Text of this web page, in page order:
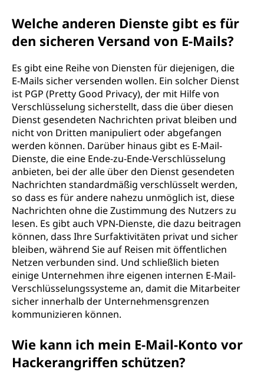
Welche anderen Dienste gibt es für
den sicheren Versand von E-Mails?
Es gibt eine Reihe von Diensten für diejenigen, die
E-Mails sicher versenden wollen. Ein solcher Dienst
ist PGP (Pretty Good Privacy), der mit Hilfe von
Verschlüsselung sicherstellt, dass die über diesen
Dienst gesendeten Nachrichten privat bleiben und
nicht von Dritten manipuliert oder abgefangen
werden können. Darüber hinaus gibt es E-Mail-
Dienste, die eine Ende-zu-Ende-Verschlüsselung
anbieten, bei der alle über den Dienst gesendeten
Nachrichten standardmäßig verschlüsselt werden,
so dass es für andere nahezu unmöglich ist, diese
Nachrichten ohne die Zustimmung des Nutzers zu
lesen. Es gibt auch VPN-Dienste, die dazu beitragen
können, dass Ihre Surfaktivitäten privat und sicher
bleiben, während Sie auf Reisen mit öffentlichen
Netzen verbunden sind. Und schließlich bieten
einige Unternehmen ihre eigenen internen E-Mail-
Verschlüsselungssysteme an, damit die Mitarbeiter
sicher innerhalb der Unternehmensgrenzen
kommunizieren können.
Wie kann ich mein E-Mail-Konto vor
Hackerangriffen schützen?